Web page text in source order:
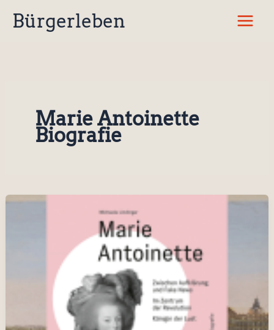
InhaltBürgerleben
Marie Antoinette
Biografie